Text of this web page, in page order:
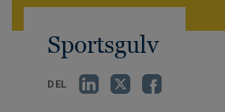
Sportsgulv
DEL